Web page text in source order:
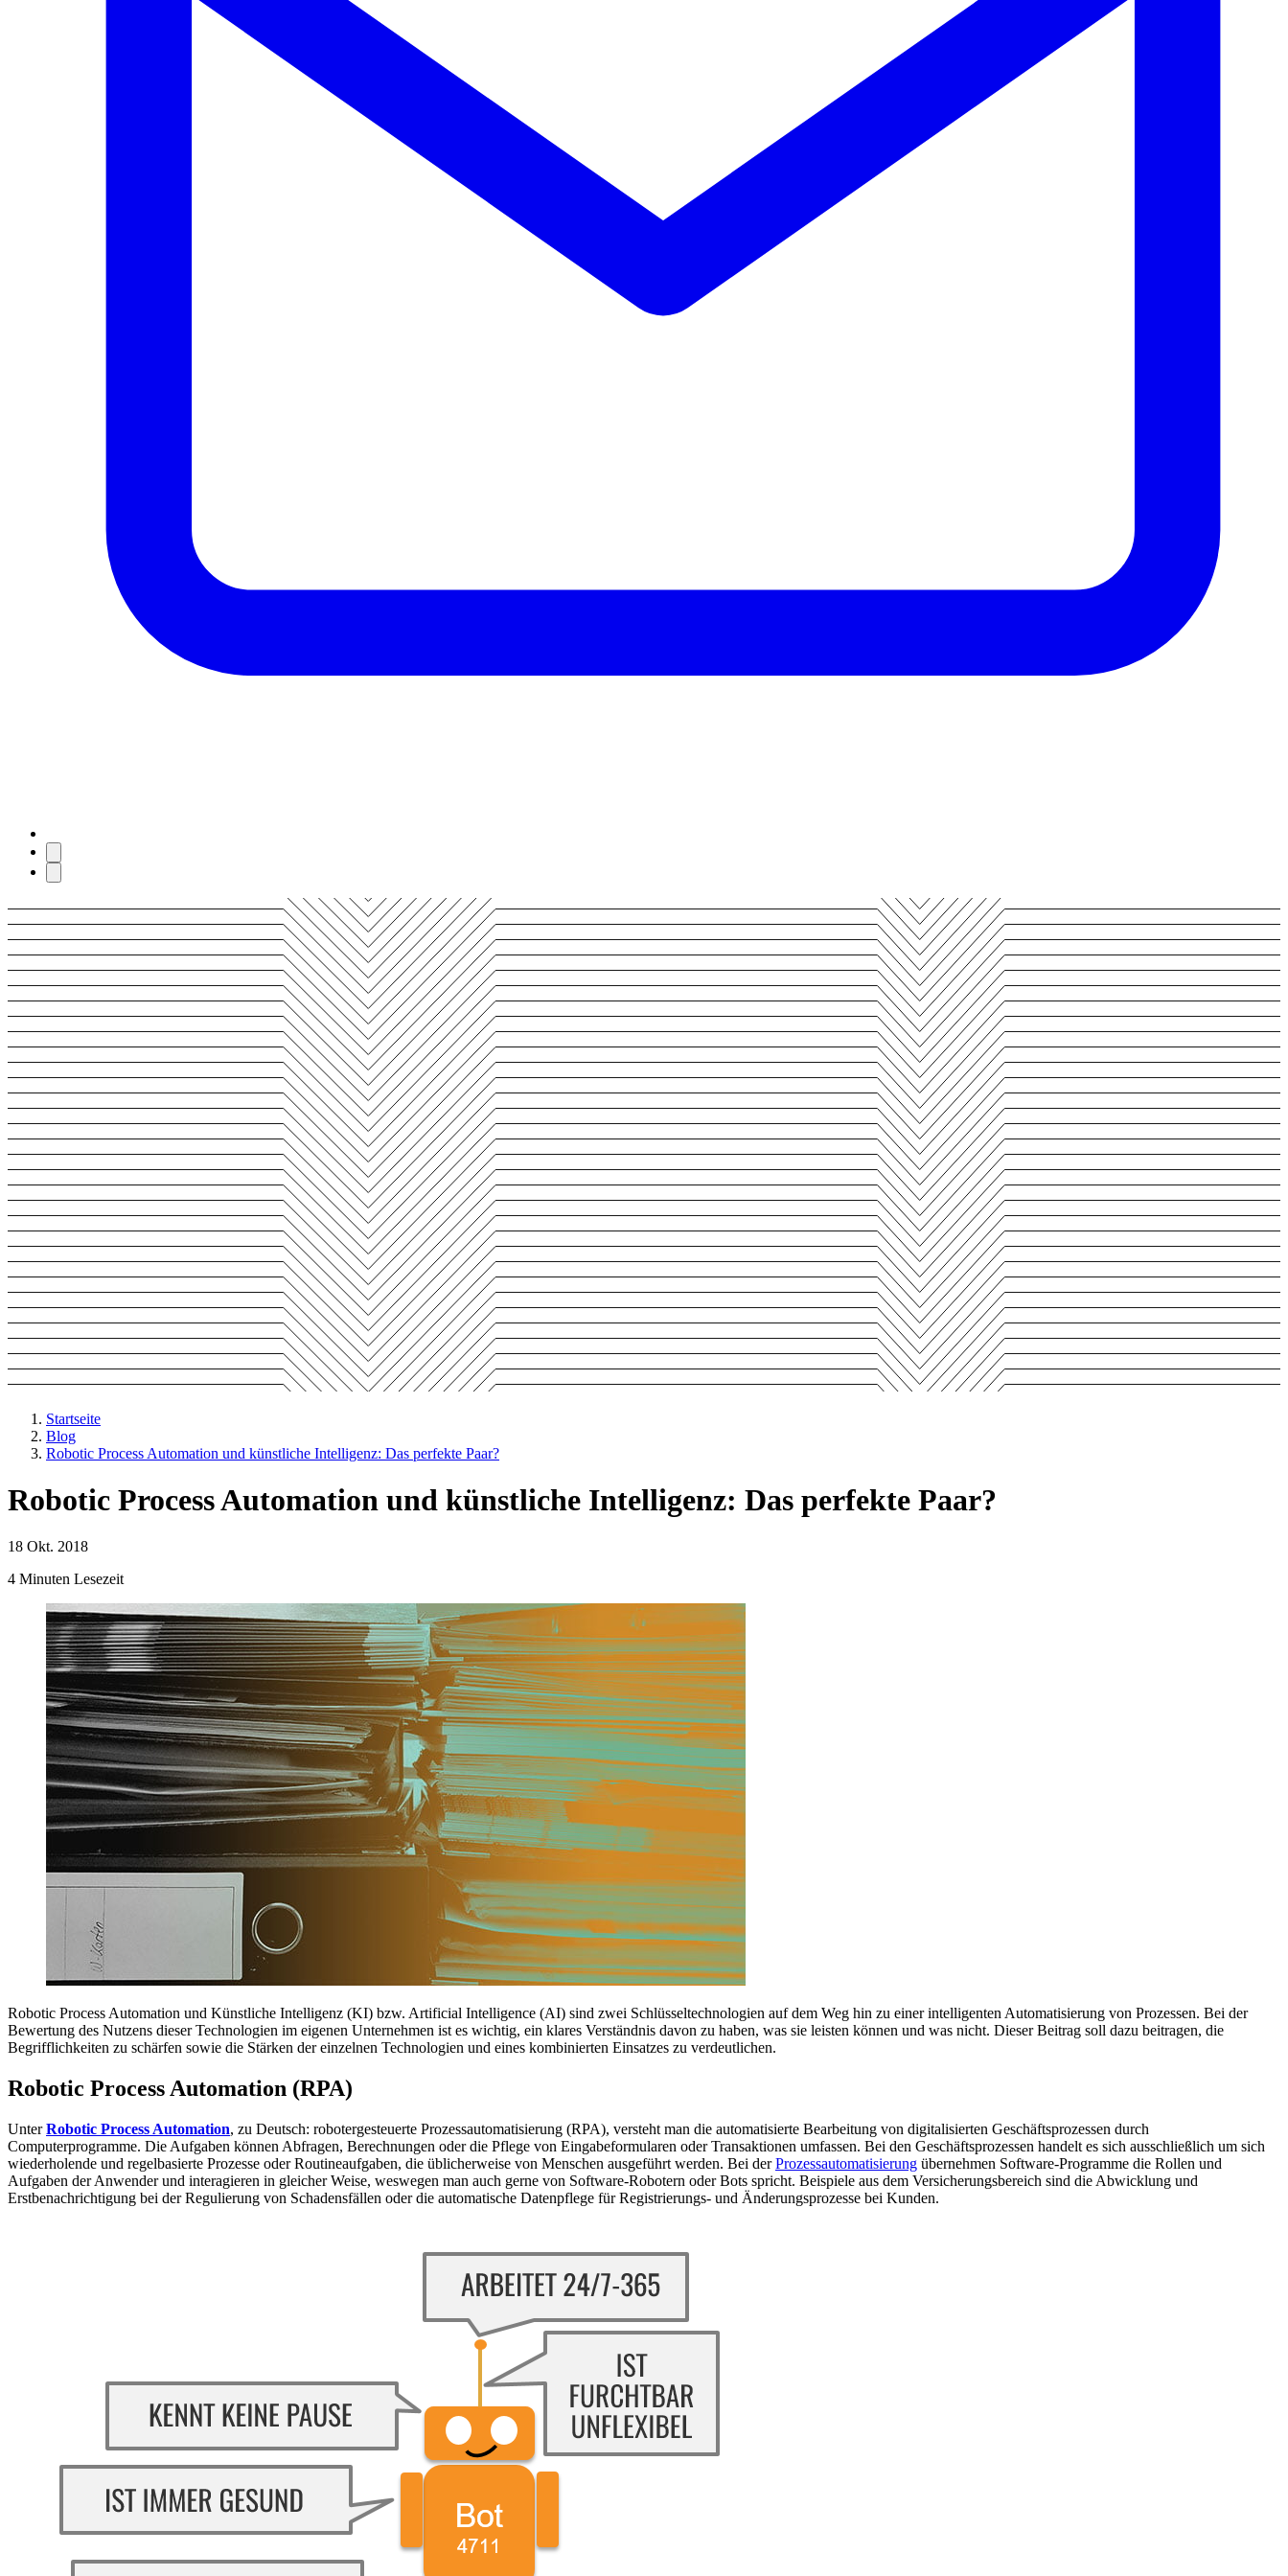
Startseite
Blog
Robotic Process Automation und künstliche Intelligenz: Das perfekte Paar?
Robotic Process Automation und künstliche Intelligenz: Das perfekte Paar?
18 Okt. 2018
4 Minuten Lesezeit
Robotic Process Automation und Künstliche Intelligenz (KI) bzw. Artificial Intelligence (AI) sind zwei Schlüsseltechnologien auf dem Weg hin zu einer intelligenten Automatisierung von Prozessen. Bei der
Bewertung des Nutzens dieser Technologien im eigenen Unternehmen ist es wichtig, ein klares Verständnis davon zu haben, was sie leisten können und was nicht. Dieser Beitrag soll dazu beitragen, die
Begrifflichkeiten zu schärfen sowie die Stärken der einzelnen Technologien und eines kombinierten Einsatzes zu verdeutlichen.
Robotic Process Automation (RPA)
UnterRobotic Process Automation, zu Deutsch: robotergesteuerte Prozessautomatisierung (RPA), versteht man die automatisierte Bearbeitung von digitalisierten Geschäftsprozessen durch
Computerprogramme. Die Aufgaben können Abfragen, Berechnungen oder die Pflege von Eingabeformularen oder Transaktionen umfassen. Bei den Geschäftsprozessen handelt es sich ausschließlich um sich
wiederholende und regelbasierte Prozesse oder Routineaufgaben, die üblicherweise von Menschen ausgeführt werden. Bei derProzessautomatisierung übernehmen Software-Programme die Rollen und
Aufgaben der Anwender und interagieren in gleicher Weise, weswegen man auch gerne von Software-Robotern oder Bots spricht. Beispiele aus dem Versicherungsbereich sind die Abwicklung und
Erstbenachrichtigung bei der Regulierung von Schadensfällen oder die automatische Datenpflege für Registrierungs- und Änderungsprozesse bei Kunden.